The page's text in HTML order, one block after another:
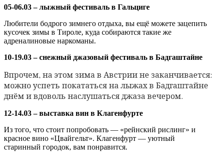
05-06.03 – лыжный фестиваль в Гальциге
Любители бодрого зимнего отдыха, вы ещё можете зацепить
кусочек зимы в Тироле, куда собираются такие же
адреналиновые наркоманы.
10-19.03 – снежный джазовый фестиваль в Бадгаштайне
Впрочем, на этом зима в Австрии не заканчивается:
можно успеть покататься на лыжах в Бадгаштайне
днём и вдоволь наслушаться джаза вечером.
12-14.03 – выставка вин в Клагенфурте
Из того, что стоит попробовать — «рейнский рислинг» и
красное вино «Цвайгельт». Клагенфурт — уютный
старинный городок, вам понравится.